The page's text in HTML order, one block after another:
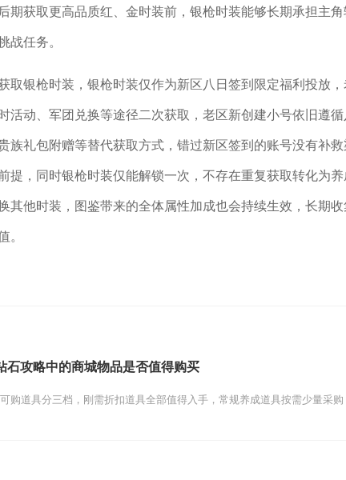
期获取更高品质红、金时装前，银枪时装能够长期承担主
战任务。
取银枪时装，银枪时装仅作为新区八日签到限定福利投放
活动、军团兑换等途径二次获取，老区新创建小号依旧遵
族礼包附赠等替代获取方式，错过新区签到的账号没有补
提，同时银枪时装仅能解锁一次，不存在重复获取转化为养
其他时装，图鉴带来的全体属性加成也会持续生效，长期
。
石攻略中的商城物品是否值得购买
购道具分三档，刚需折扣道具全部值得入手，常规养成道具按需少量采